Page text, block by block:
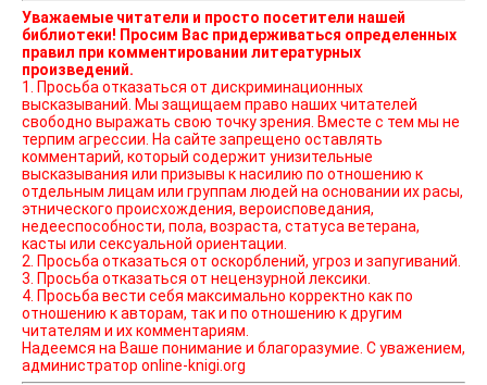
Уважаемые читатели и просто посетители нашей
библиотеки! Просим Вас придерживаться определенных
правил при комментировании литературных
произведений.
1. Просьба отказаться от дискриминационных
высказываний. Мы защищаем право наших читателей
свободно выражать свою точку зрения. Вместе с тем мы не
терпим агрессии. На сайте запрещено оставлять
комментарий, который содержит унизительные
высказывания или призывы к насилию по отношению к
отдельным лицам или группам людей на основании их расы,
этнического происхождения, вероисповедания,
недееспособности, пола, возраста, статуса ветерана,
касты или сексуальной ориентации.
2. Просьба отказаться от оскорблений, угроз и запугиваний.
3. Просьба отказаться от нецензурной лексики.
4. Просьба вести себя максимально корректно как по
отношению к авторам, так и по отношению к другим
читателям и их комментариям.
Надеемся на Ваше понимание и благоразумие. С уважением,
администратор online-knigi.org